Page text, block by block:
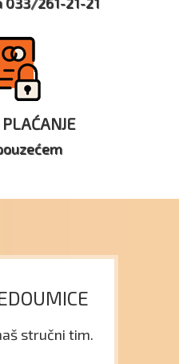
stručni tim.